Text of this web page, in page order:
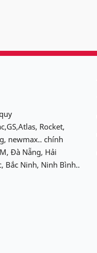
Rocket,
newmax.. chính
Đà Nẵng, Hải
Bắc Ninh, Ninh Bình..